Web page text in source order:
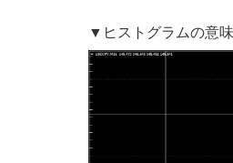
▼ヒストグラムの意